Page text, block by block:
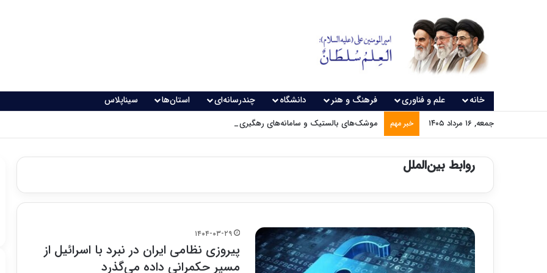
خانه علم و فناوری فرهنگ و هنر دانشگاه چندرسانه‌ای استان‌ها سیناپلاس
جمعه, ۱۶ مرداد ۱۴۰۵ خبر مهم موشک‌های بالستیک و سامانه‌های رهگیری پدافندی چگونه کار می کنند؟
روابط بین‌الملل
۱۴۰۴-۰۳-۲۹
پیروزی نظامی ایران در نبرد با اسرائیل از
مسیر حکمرانی داده می‌گذرد